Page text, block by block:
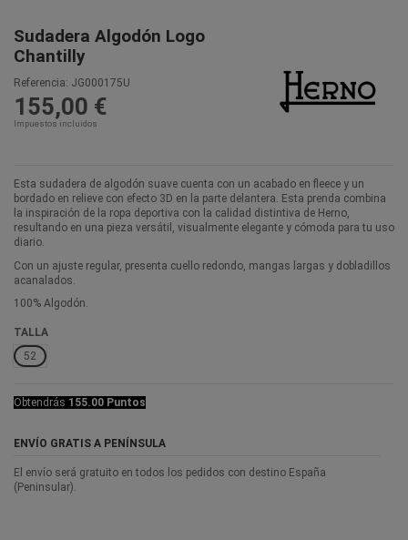
Sudadera Algodón Logo
Chantilly
Referencia: JG000175U
155,00 €
Impuestos incluidos
Esta sudadera de algodón suave cuenta con un acabado en fleece y un
bordado en relieve con efecto 3D en la parte delantera. Esta prenda combina
la inspiración de la ropa deportiva con la calidad distintiva de Herno,
resultando en una pieza versátil, visualmente elegante y cómoda para tu uso
diario.
Con un ajuste regular, presenta cuello redondo, mangas largas y dobladillos
acanalados.
100% Algodón.
TALLA
52
Obtendrás 155.00 Puntos
ENVÍO GRATIS A PENÍNSULA
El envío será gratuito en todos los pedidos con destino España
(Peninsular).